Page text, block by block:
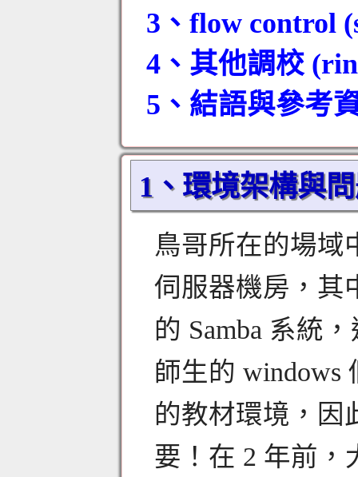
3、flow control
4、其他調校
5、結語與參考
1、環境架構與
鳥哥所在的場域
伺服器機房，其
的 Samba 系統
師生的 windows
的教材環境，因
要！在 2 年前，